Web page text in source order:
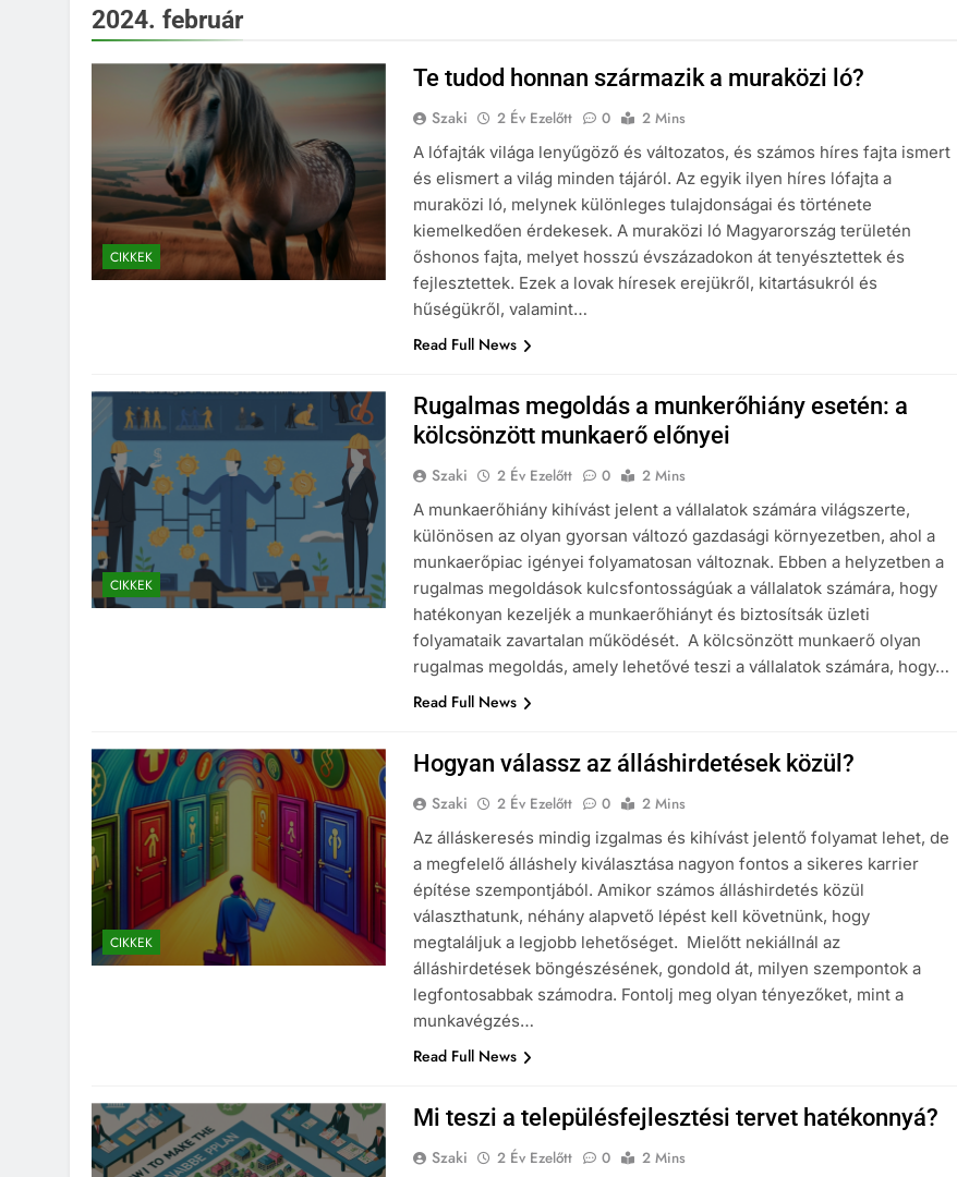
2024. február
CIKKEK
Te tudod honnan származik a muraközi ló?
Szaki 2 Év Ezelőtt 0
2 Mins
A lófajták világa lenyűgöző és változatos, és számos híres fajta ismert
és elismert a világ minden tájáról. Az egyik ilyen híres lófajta a
muraközi ló, melynek különleges tulajdonságai és története
kiemelkedően érdekesek. A muraközi ló Magyarország területén
őshonos fajta, melyet hosszú évszázadokon át tenyésztettek és
fejlesztettek. Ezek a lovak híresek erejükről, kitartásukról és
hűségükről, valamint…
Read Full News
CIKKEK
Rugalmas megoldás a munkerőhiány esetén: a
kölcsönzött munkaerő előnyei
Szaki 2 Év Ezelőtt 0
2 Mins
A munkaerőhiány kihívást jelent a vállalatok számára világszerte,
különösen az olyan gyorsan változó gazdasági környezetben, ahol a
munkaerőpiac igényei folyamatosan változnak. Ebben a helyzetben a
rugalmas megoldások kulcsfontosságúak a vállalatok számára, hogy
hatékonyan kezeljék a munkaerőhiányt és biztosítsák üzleti
folyamataik zavartalan működését. A kölcsönzött munkaerő olyan
rugalmas megoldás, amely lehetővé teszi a vállalatok számára, hogy…
Read Full News
CIKKEK
Hogyan válassz az álláshirdetések közül?
Szaki 2 Év Ezelőtt 0
2 Mins
Az álláskeresés mindig izgalmas és kihívást jelentő folyamat lehet, de
a megfelelő álláshely kiválasztása nagyon fontos a sikeres karrier
építése szempontjából. Amikor számos álláshirdetés közül
választhatunk, néhány alapvető lépést kell követnünk, hogy
megtaláljuk a legjobb lehetőséget. Mielőtt nekiállnál az
álláshirdetések böngészésének, gondold át, milyen szempontok a
legfontosabbak számodra. Fontolj meg olyan tényezőket, mint a
munkavégzés…
Read Full News
Mi teszi a településfejlesztési tervet hatékonnyá?
Szaki 2 Év Ezelőtt 0
2 Mins